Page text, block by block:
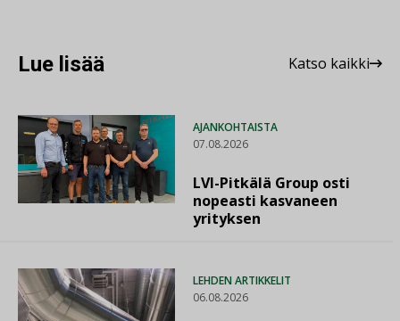
Lue lisää Katso kaikki
AJANKOHTAISTA
07.08.2026
LVI-Pitkälä Group osti
nopeasti kasvaneen
yrityksen
LEHDEN ARTIKKELIT
06.08.2026